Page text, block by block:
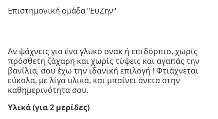
Επιστημονική ομάδα "ΕυΖην"
Αν ψάχνεις για ένα γλυκό σνακ ή επιδόρπιο, χωρίς
πρόσθετη ζάχαρη και χωρίς τύψεις και αγαπάς την
βανίλια, σου έχω την ιδανική επιλογή ! Φτιάχνεται
εύκολα, με λίγα υλικά, και μπαίνει άνετα στην
καθημερινότητα σου.
Υλικά (για 2 μερίδες)